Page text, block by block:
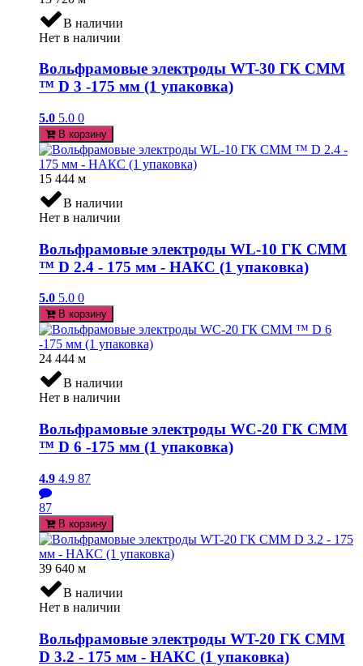
В наличии
Нет в наличии
Вольфрамовые электроды WT-30 ГК СММ
™ D 3 -175 мм (1 упаковка)
5.0 5.0 0
В корзину
15 444 м
В наличии
Нет в наличии
Вольфрамовые электроды WL-10 ГК СММ
™ D 2.4 - 175 мм - НАКС (1 упаковка)
5.0 5.0 0
В корзину
24 444 м
В наличии
Нет в наличии
Вольфрамовые электроды WC-20 ГК СММ
™ D 6 -175 мм (1 упаковка)
4.9 4.9 87
87
В корзину
39 640 м
В наличии
Нет в наличии
Вольфрамовые электроды WT-20 ГК СММ
D 3.2 - 175 мм - НАКС (1 упаковка)